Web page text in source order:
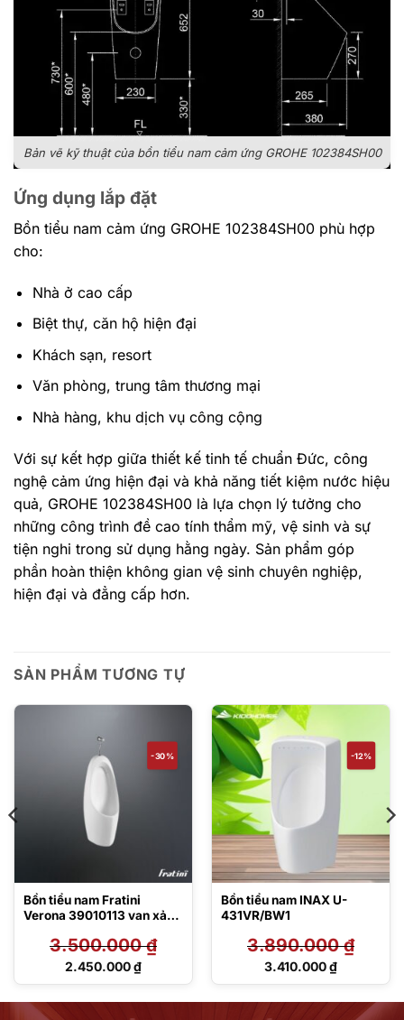
Bản vẽ kỹ thuật của bồn tiểu nam cảm ứng GROHE 102384SH00
Ứng dụng lắp đặt
Bồn tiểu nam cảm ứng GROHE 102384SH00 phù hợp
cho:
Nhà ở cao cấp
Biệt thự, căn hộ hiện đại
Khách sạn, resort
Văn phòng, trung tâm thương mại
Nhà hàng, khu dịch vụ công cộng
Với sự kết hợp giữa thiết kế tinh tế chuẩn Đức, công
nghệ cảm ứng hiện đại và khả năng tiết kiệm nước hiệu
quả, GROHE 102384SH00 là lựa chọn lý tưởng cho
những công trình đề cao tính thẩm mỹ, vệ sinh và sự
tiện nghi trong sử dụng hằng ngày. Sản phẩm góp
phần hoàn thiện không gian vệ sinh chuyên nghiệp,
hiện đại và đẳng cấp hơn.
SẢN PHẨM TƯƠNG TỰ
-30%
Bồn tiểu nam Fratini
Verona 39010113 van xả
3.500.000₫
Giá
2.450.000₫
Giá
-12%
Bồn tiểu nam INAX U-
431VR/BW1
3.890.000₫
Giá
3.890.000 ₫.
3.410.000₫
Giá